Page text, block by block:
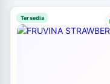
Tersedia